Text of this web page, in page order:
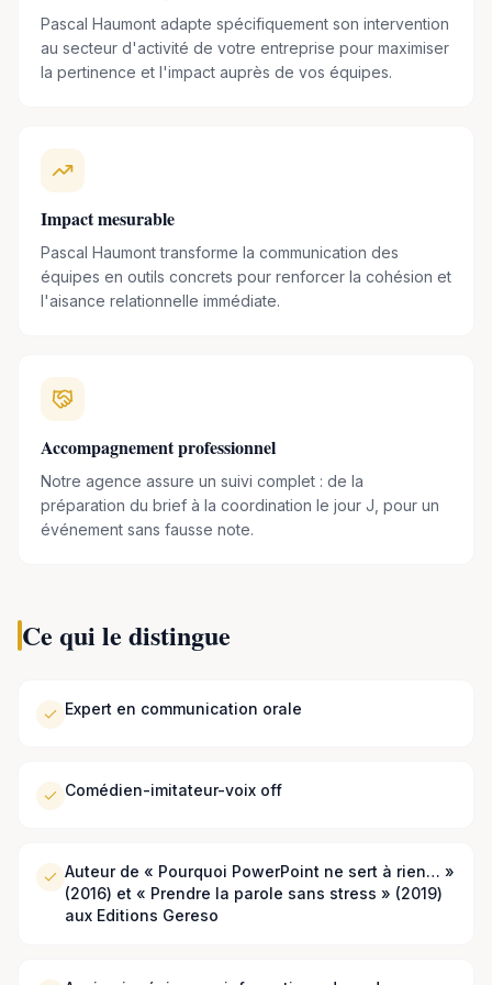
expérience réellement enrichissante
permettra d’améliorer la qualité de vos échanges
En parallèle,
sans stress », paru en 2019 aux éditions Gereso.
Pascal Haumont adapte spécifiquement son intervention
au secteur d'activité de votre entreprise pour maximiser
la pertinence et l'impact auprès de vos équipes.
Impact mesurable
Pascal Haumont transforme la communication des
équipes en outils concrets pour renforcer la cohésion et
l'aisance relationnelle immédiate.
Accompagnement professionnel
Notre agence assure un suivi complet : de la
préparation du brief à la coordination le jour J, pour un
événement sans fausse note.
Ce qui le distingue
Expert en communication orale
Comédien-imitateur-voix off
Auteur de « Pourquoi PowerPoint ne sert à rien… »
(2016) et « Prendre la parole sans stress » (2019)
aux Editions Gereso